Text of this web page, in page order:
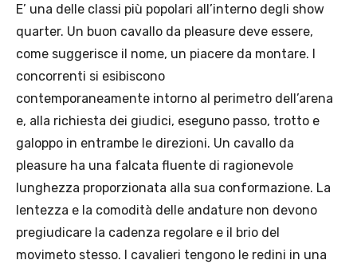
E’ una delle classi più popolari all’interno degli show
quarter. Un buon cavallo da pleasure deve essere,
come suggerisce il nome, un piacere da montare. I
concorrenti si esibiscono
contemporaneamente intorno al perimetro dell’arena
e, alla richiesta dei giudici, eseguno passo, trotto e
galoppo in entrambe le direzioni. Un cavallo da
pleasure ha una falcata fluente di ragionevole
lunghezza proporzionata alla sua conformazione. La
lentezza e la comodità delle andature non devono
pregiudicare la cadenza regolare e il brio del
movimeto stesso. I cavalieri tengono le redini in una